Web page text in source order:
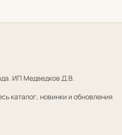
ИП Медведков Д.В.
каталог, новинки и обновления